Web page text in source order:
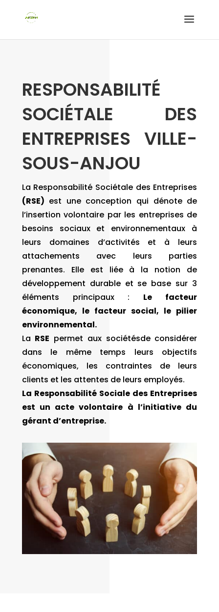
RESPONSABILITÉ
SOCIÉTALE DES
ENTREPRISES VILLE-
SOUS-ANJOU
La Responsabilité Sociétale des Entreprises
(RSE) est une conception qui dénote de
l’insertion volontaire par les entreprises de
besoins sociaux et environnementaux à
leurs domaines d’activités et à leurs
attachements avec leurs parties
prenantes. Elle est liée à la notion de
développement durable et se base sur 3
éléments principaux : Le facteur
économique, le facteur social, le pilier
environnemental.
La RSE permet aux sociétésde considérer
dans le même temps leurs objectifs
économiques, les contraintes de leurs
clients et les attentes de leurs employés.
La Responsabilité Sociale des Entreprises
est un acte volontaire à l’initiative du
gérant d’entreprise.